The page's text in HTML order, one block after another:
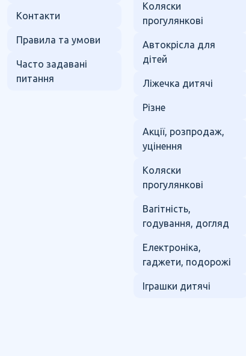
Контакти
Правила та умови
Часто задавані
питання
Коляски
прогулянкові
Автокрісла для
дітей
Ліжечка дитячі
Різне
Акції, розпродаж,
уцінення
Коляски
прогулянкові
Вагітність,
годування, догляд
Електроніка,
гаджети, подорожі
Іграшки дитячі